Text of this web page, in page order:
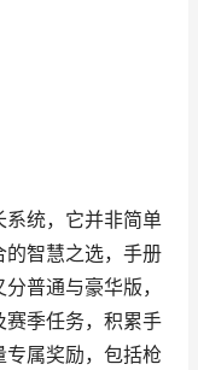
系统，它并非简单
的智慧之选，手册
普通与豪华版，
赛季任务，积累手
属奖励，包括枪